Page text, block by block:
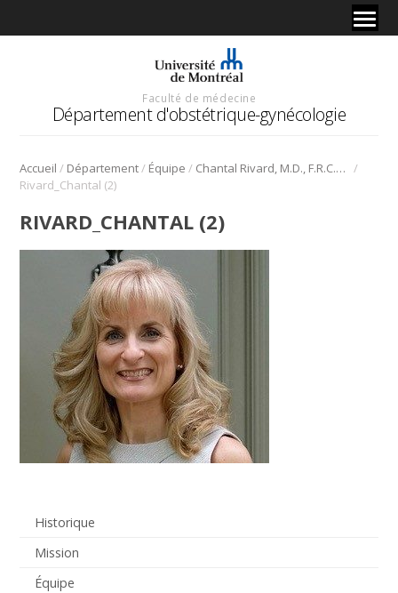
Faculté de médecine
Département d'obstétrique-gynécologie
Accueil / Département/ Équipe / Chantal Rivard, M.D., F.R.C.S.C. /
Rivard_Chantal (2)
Historique
Mission
Équipe
RIVARD_CHANTAL (2)